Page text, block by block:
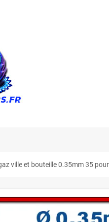
ville et bouteille 0.35mm 35